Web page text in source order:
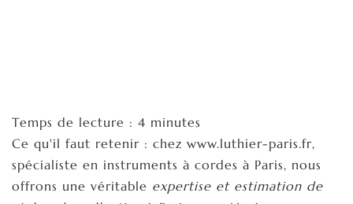
Temps de lecture : 4 minutes
Ce qu'il faut retenir : chez www.luthier-paris.fr,
spécialiste en instruments à cordes à Paris, nous
offrons une véritable expertise et estimation de